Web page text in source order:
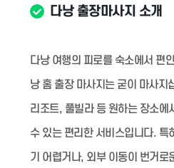
다낭 출장마사지 소개
다낭 여행의 피로를 숙소에서 편
낭 홈 출장 마사지는 굳이 마사지
리조트, 풀빌라 등 원하는 장소에
수 있는 편리한 서비스입니다. 특
기 어렵거나, 외부 이동이 번거로